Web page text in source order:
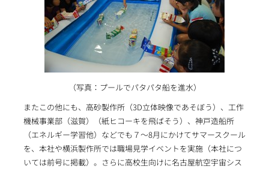
（写真：プールでパタパタ船を進水）
またこの他にも、高砂製作所（3D立体映像であそぼう）、工作
機械事業部（滋賀）（紙ヒコーキを飛ばそう）、神戸造船所
（エネルギー学習他）などでも７～8月にかけてサマースクール
を、本社や横浜製作所では職場見学イベントを実施（本社につ
いては前号に掲載）。さらに高校生向けに名古屋航空宇宙シス